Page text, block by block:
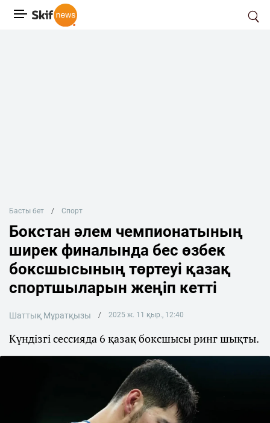
Басты бет Спорт
Бокстан әлем чемпионатының
ширек финалында бес өзбек
боксшысының төртеуі қазақ
спортшыларын жеңіп кетті
Шаттық Мұратқызы 2025 ж. 11 қыр., 12:40
Күндізгі сессияда 6 қазақ боксшысы ринг шықты.